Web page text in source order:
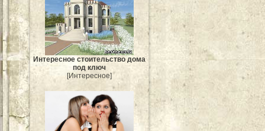
Интересное стоительство дома
под ключ
[Интересное]